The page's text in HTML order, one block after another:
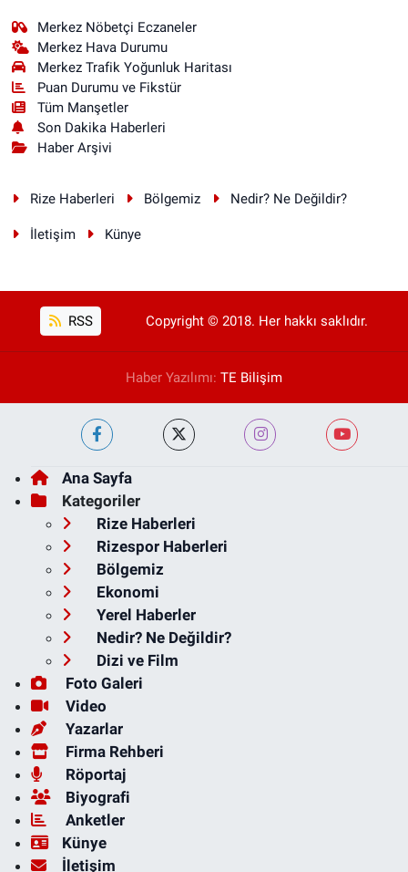
Merkez Nöbetçi Eczaneler
Merkez Hava Durumu
Merkez Trafik Yoğunluk Haritası
Puan Durumu ve Fikstür
Tüm Manşetler
Son Dakika Haberleri
Haber Arşivi
Rize Haberleri Bölgemiz Nedir? Ne Değildir?
İletişim Künye
RSS Copyright © 2018. Her hakkı saklıdır.
Haber Yazılımı: TE Bilişim
Ana Sayfa
Kategoriler
Rize Haberleri
Rizespor Haberleri
Bölgemiz
Ekonomi
Yerel Haberler
Nedir? Ne Değildir?
Dizi ve Film
Foto Galeri
Video
Yazarlar
Firma Rehberi
Röportaj
Biyografi
Anketler
Künye
İletişim